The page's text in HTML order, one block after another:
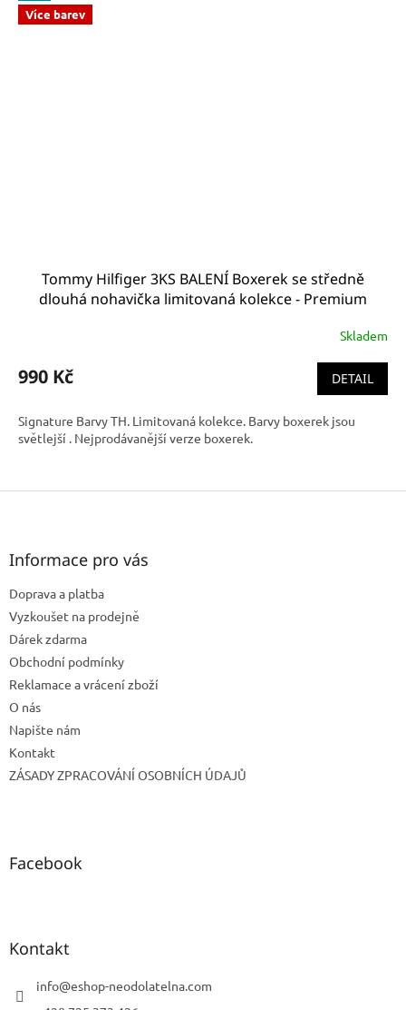
Více barev
Tommy Hilfiger 3KS BALENÍ Boxerek se středně
dlouhá nohavička limitovaná kolekce - Premium
Skladem
990 Kč DETAIL
Signature Barvy TH. Limitovaná kolekce. Barvy boxerek jsou
světlejší . Nejprodávanější verze boxerek.
Z
Informace pro vás
Doprava a platba
Vyzkoušet na prodejně
Dárek zdarma
Obchodní podmínky
Reklamace a vrácení zboží
O nás
Napište nám
Kontakt
ZÁSADY ZPRACOVÁNÍ OSOBNÍCH ÚDAJŮ
Facebook
Kontakt
info@eshop-neodolatelna.com